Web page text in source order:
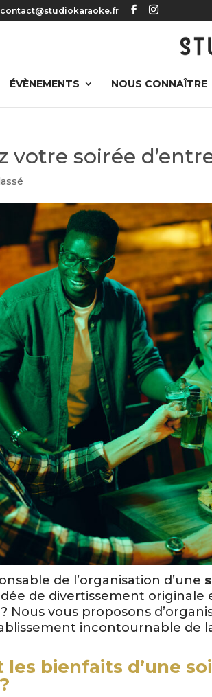
contact@studiokaraoke.fr
ÉVÈNEMENTS NOUS CONNAÎTRE
votre soirée
de l’organisation d’une
de divertissement originale
Nous vous proposons
incontournable de
les bienfaits d’une